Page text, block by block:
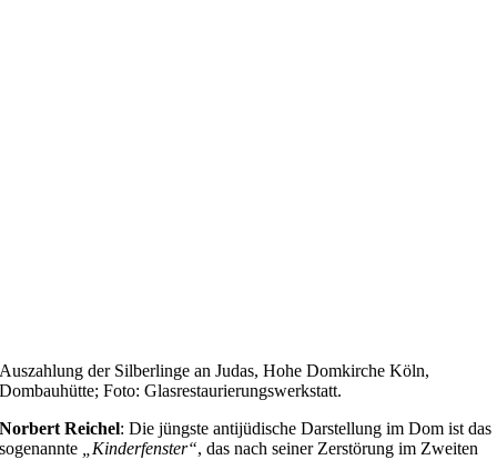
Auszahlung der Silberlinge an Judas, Hohe Domkirche Köln,
Dombauhütte; Foto: Glasrestaurierungswerkstatt.
Norbert Reichel: Die jüngste antijüdische Darstellung im Dom ist das
sogenannte
„Kinderfenster“, das nach seiner Zerstörung im Zweiten